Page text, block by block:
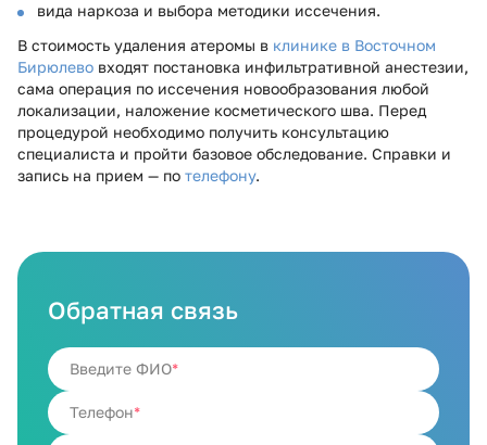
вида наркоза и выбора методики иссечения.
В стоимость удаления атеромы в клинике в Восточном
Бирюлево входят постановка инфильтративной анестезии,
сама операция по иссечения новообразования любой
локализации, наложение косметического шва. Перед
процедурой необходимо получить консультацию
специалиста и пройти базовое обследование. Справки и
запись на прием — по телефону.
Обратная связь
Введите ФИО
Телефон